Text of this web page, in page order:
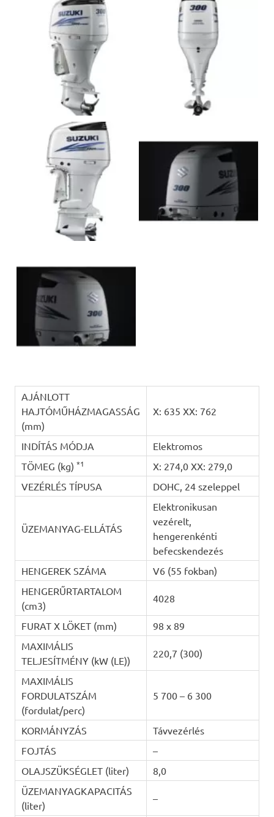
AJÁNLOTT
HAJTÓMŰHÁZMAGASSÁG
(mm)
X: 635 XX: 762
INDÍTÁS MÓDJA
Elektromos
TÖMEG (kg) *1
X: 274,0 XX: 279,0
VEZÉRLÉS TÍPUSA
DOHC, 24 szeleppel
ÜZEMANYAG-ELLÁTÁS
Elektronikusan
vezérelt,
hengerenkénti
befecskendezés
HENGEREK SZÁMA
V6 (55 fokban)
HENGERŰRTARTALOM
(cm3)
4028
FURAT X LÖKET (mm)
98 x 89
MAXIMÁLIS
TELJESÍTMÉNY (kW (LE))
220,7 (300)
MAXIMÁLIS
FORDULATSZÁM
(fordulat/perc)
5 700 – 6 300
KORMÁNYZÁS
Távvezérlés
FOJTÁS
–
OLAJSZÜKSÉGLET (liter)
8,0
ÜZEMANYAGKAPACITÁS
(liter)
–